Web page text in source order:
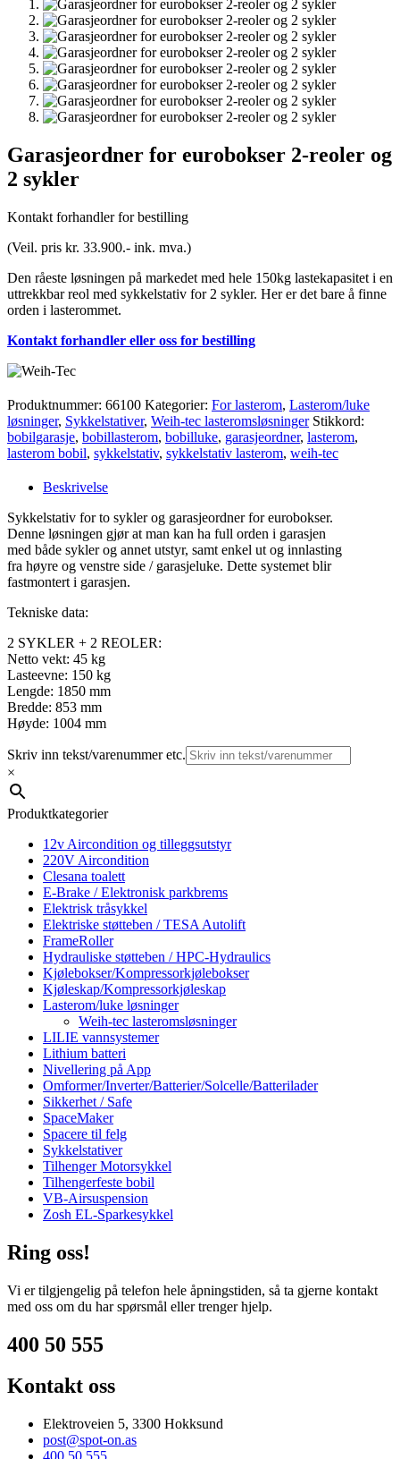
Garasjeordner for eurobokser 2-reoler og
2 sykler
Kontakt forhandler for bestilling
(Veil. pris kr. 33.900.- ink. mva.)
Den råeste løsningen på markedet med hele 150kg lastekapasitet i en
uttrekkbar reol med sykkelstativ for 2 sykler. Her er det bare å finne
orden i lasterommet.
Kontakt forhandler eller oss for bestilling
Produktnummer: 66100 Kategorier: For lasterom, Lasterom/luke
løsninger, Sykkelstativer, Weih-tec lasteromsløsninger Stikkord:
bobilgarasje, bobillasterom, bobilluke, garasjeordner, lasterom,
lasterom bobil, sykkelstativ, sykkelstativ lasterom, weih-tec
Beskrivelse
Sykkelstativ for to sykler og garasjeordner for eurobokser.
Denne løsningen gjør at man kan ha full orden i garasjen
med både sykler og annet utstyr, samt enkel ut og innlasting
fra høyre og venstre side / garasjeluke. Dette systemet blir
fastmontert i garasjen.
Tekniske data:
2 SYKLER + 2 REOLER:
Netto vekt: 45 kg
Lasteevne: 150 kg
Lengde: 1850 mm
Bredde: 853 mm
Høyde: 1004 mm
Skriv inn tekst/varenummer etc.
×
Produktkategorier
12v Aircondition og tilleggsutstyr
220V Aircondition
Clesana toalett
E-Brake / Elektronisk parkbrems
Elektrisk tråsykkel
Elektriske støtteben / TESA Autolift
FrameRoller
Hydrauliske støtteben / HPC-Hydraulics
Kjølebokser/Kompressorkjølebokser
Kjøleskap/Kompressorkjøleskap
Lasterom/luke løsninger
Weih-tec lasteromsløsninger
LILIE vannsystemer
Lithium batteri
Nivellering på App
Omformer/Inverter/Batterier/Solcelle/Batterilader
Sikkerhet / Safe
SpaceMaker
Spacere til felg
Sykkelstativer
Tilhenger Motorsykkel
Tilhengerfeste bobil
VB-Airsuspension
Zosh EL-Sparkesykkel
Ring oss!
Vi er tilgjengelig på telefon hele åpningstiden, så ta gjerne kontakt
med oss om du har spørsmål eller trenger hjelp.
400 50 555
Kontakt oss
Elektroveien 5, 3300 Hokksund
post@spot-on.as